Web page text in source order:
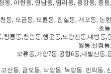
동, 아현동, 연남동, 염리동, 용강동, 중
동, 오금동, 오륜동, 잠실동, 개포동,
초
청룡동,청림동,행운동,노량진동,대방
월동,신정
오류동,가양7동,공항6동,내발산동,
산동, 금오동, 낙양동, 녹양동, 민락동,